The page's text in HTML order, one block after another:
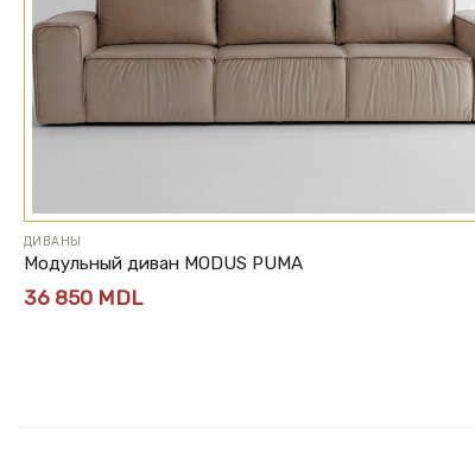
ДИВАНЫ
Модульный диван MODUS PUMA
36 850 MDL